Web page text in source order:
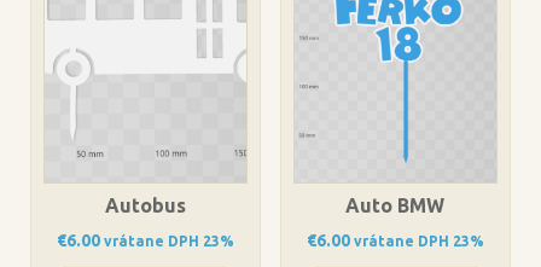
Autobus
€6.00 vrátane DPH 23%
Auto BMW
€6.00 vrátane DPH 23%